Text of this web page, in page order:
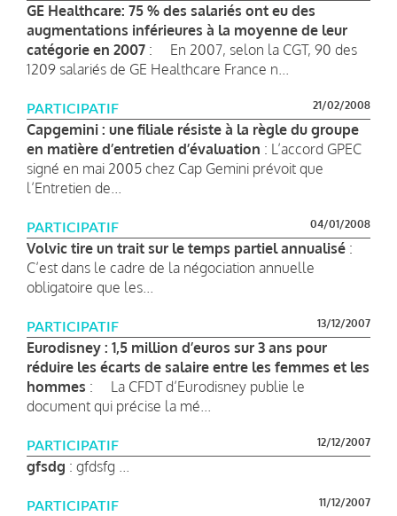
GE Healthcare: 75 % des salariés ont eu des
augmentations inférieures à la moyenne de leur
catégorie en 2007 : En 2007, selon la CGT, 90 des
1209 salariés de GE Healthcare France n...
PARTICIPATIF 21/02/2008
Capgemini : une filiale résiste à la règle du groupe
en matière d’entretien d’évaluation : L’accord GPEC
signé en mai 2005 chez Cap Gemini prévoit que
l’Entretien de...
PARTICIPATIF 04/01/2008
Volvic tire un trait sur le temps partiel annualisé :
C’est dans le cadre de la négociation annuelle
obligatoire que les...
PARTICIPATIF 13/12/2007
Eurodisney : 1,5 million d’euros sur 3 ans pour
réduire les écarts de salaire entre les femmes et les
hommes : La CFDT d’Eurodisney publie le
document qui précise la mé...
PARTICIPATIF 12/12/2007
gfsdg : gfdsfg ...
PARTICIPATIF 11/12/2007